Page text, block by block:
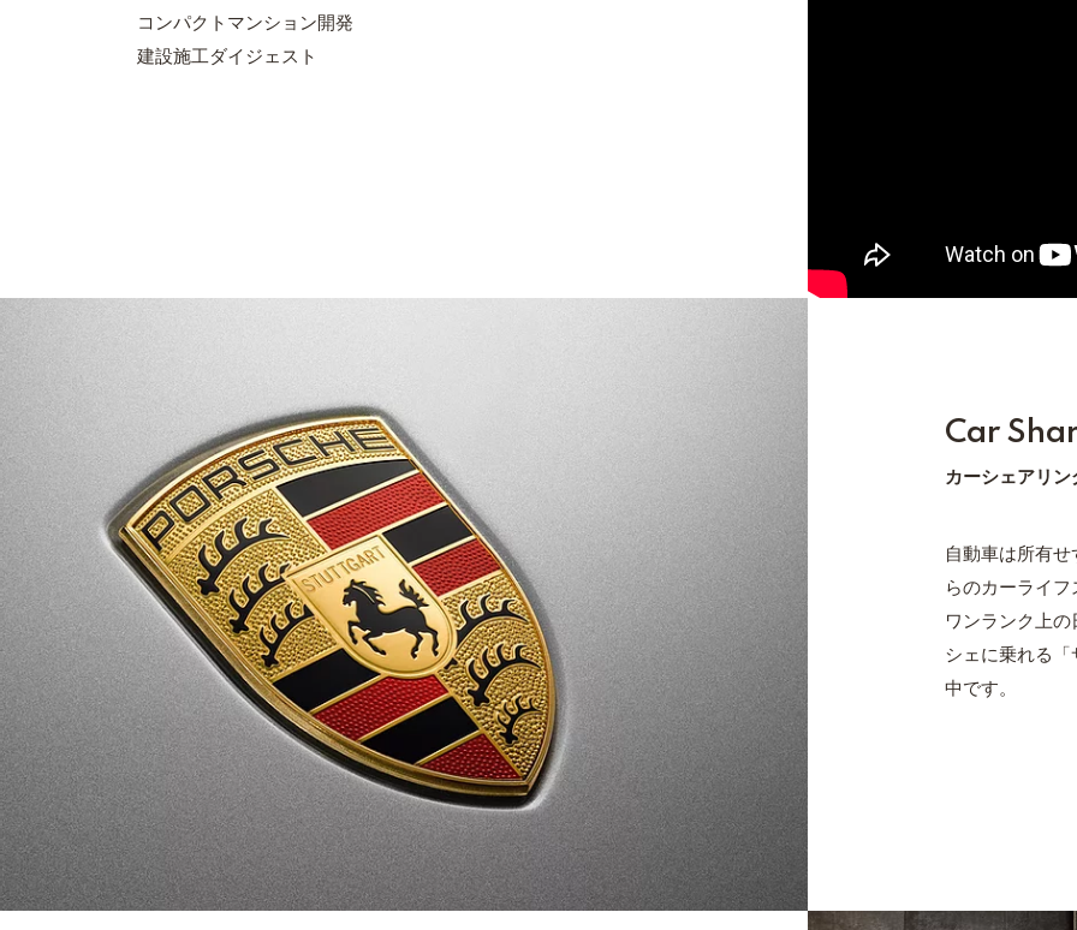
コンパクトマンション開発
建設施工ダイジェスト
Car
カーシェアリン
自動車は所有
らのカーライ
ワンランク上
シェに乗れる
中です。